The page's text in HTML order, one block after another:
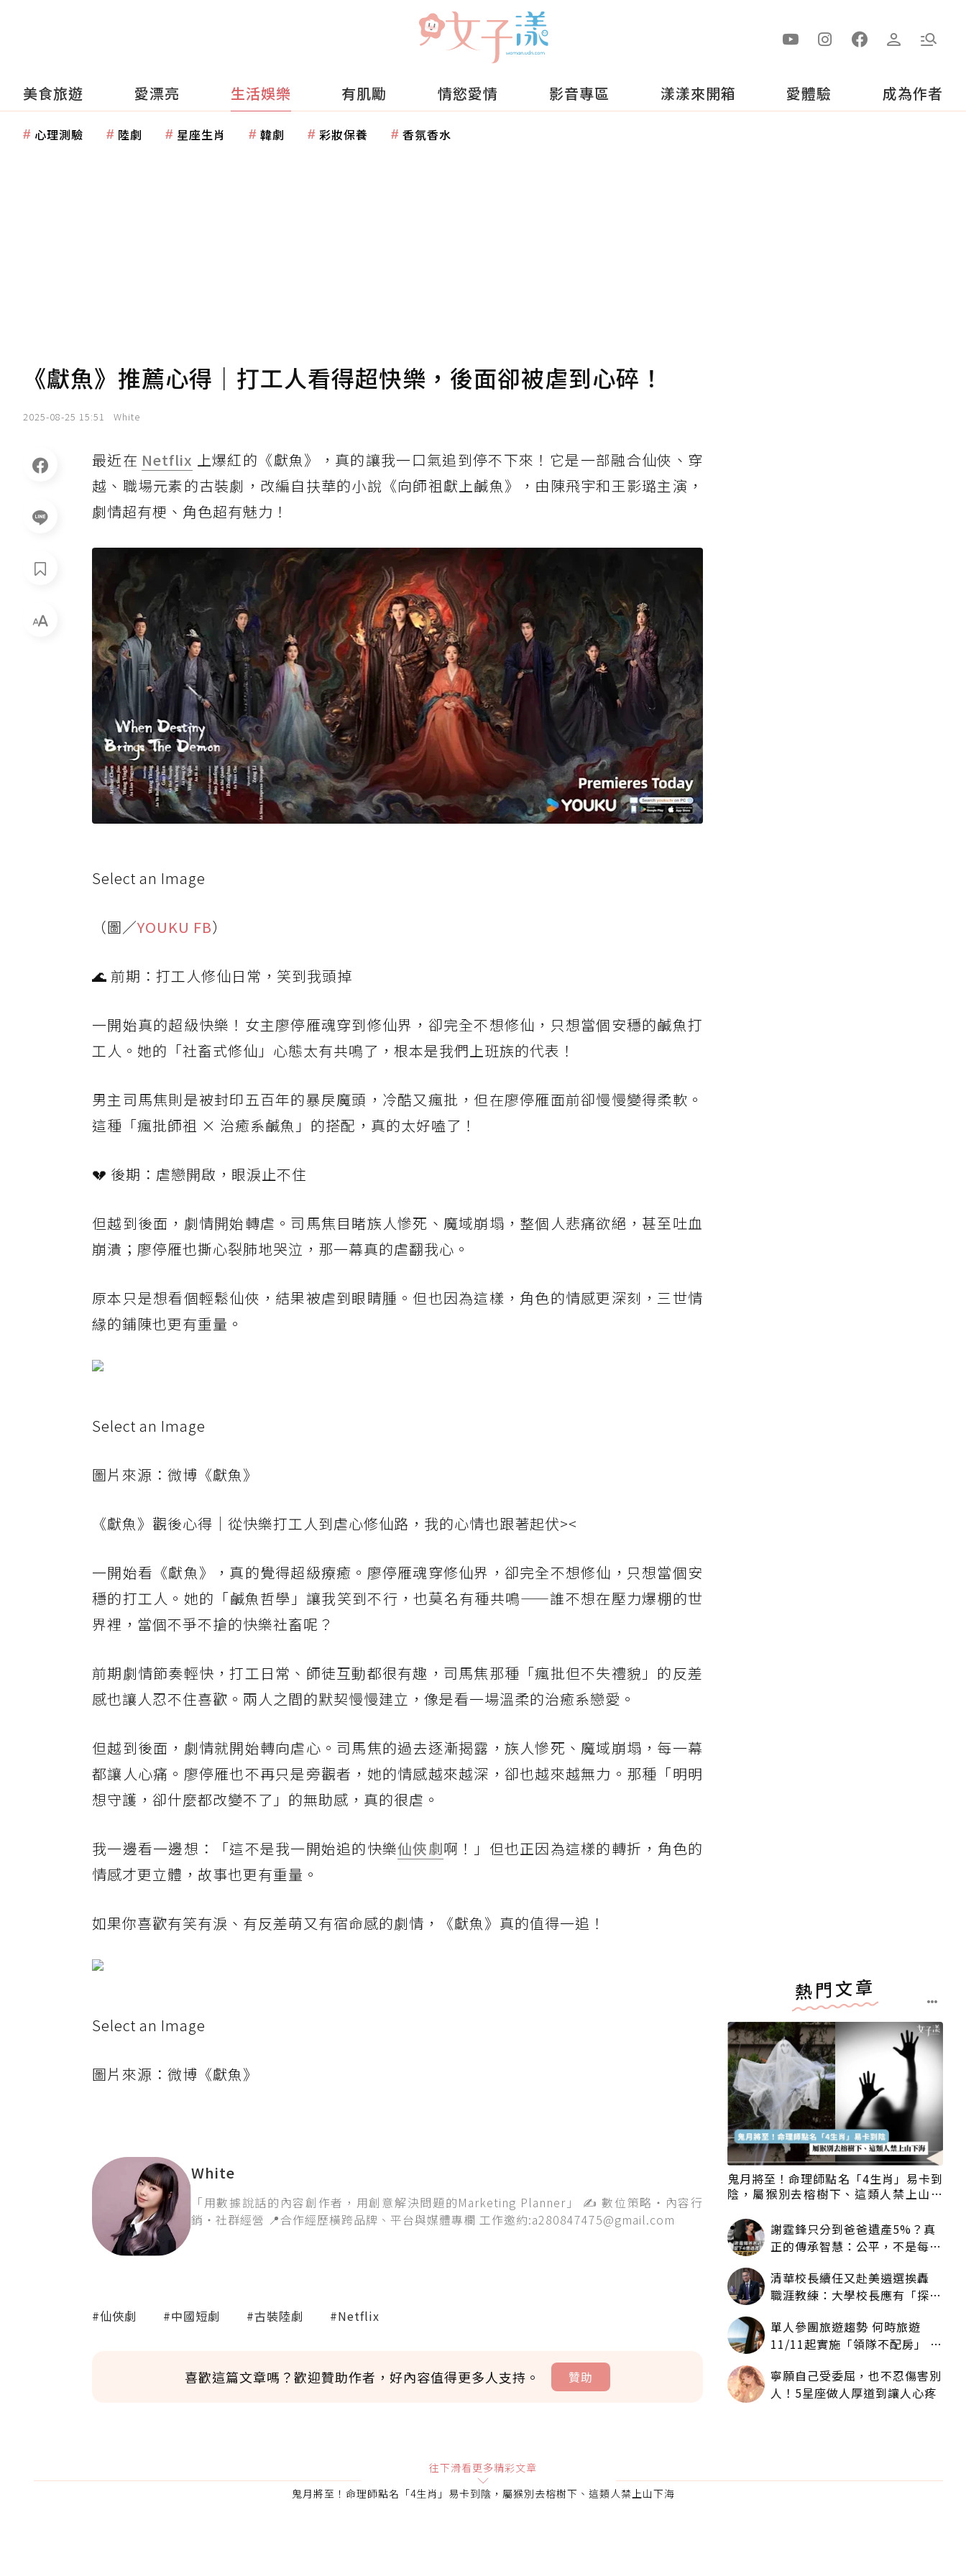
美食旅遊 愛漂亮 生活娛樂 有肌勵 情慾愛情 影音專區 漾漾來開箱 愛體驗 成為作者
心理測驗 陸劇 星座生肖 韓劇 彩妝保養 香氛香水
《獻魚》推薦心得｜打工人看得超快樂，後面卻被虐到心碎！
2025-08-25 15:51 White
最近在 Netflix 上爆紅的《獻魚》，真的讓我一口氣追到停不下來！它是一部融合仙俠、穿
越、職場元素的古裝劇，改編自扶華的小說《向師祖獻上鹹魚》，由陳飛宇和王影璐主演，
劇情超有梗、角色超有魅力！
Select an Image
（圖／YOUKU FB）
🌊 前期：打工人修仙日常，笑到我頭掉
一開始真的超級快樂！女主廖停雁魂穿到修仙界，卻完全不想修仙，只想當個安穩的鹹魚打
工人。她的「社畜式修仙」心態太有共鳴了，根本是我們上班族的代表！
男主司馬焦則是被封印五百年的暴戾魔頭，冷酷又瘋批，但在廖停雁面前卻慢慢變得柔軟。
這種「瘋批師祖 × 治癒系鹹魚」的搭配，真的太好嗑了！
💔 後期：虐戀開啟，眼淚止不住
但越到後面，劇情開始轉虐。司馬焦目睹族人慘死、魔域崩塌，整個人悲痛欲絕，甚至吐血
崩潰；廖停雁也撕心裂肺地哭泣，那一幕真的虐翻我心。
原本只是想看個輕鬆仙俠，結果被虐到眼睛腫。但也因為這樣，角色的情感更深刻，三世情
緣的鋪陳也更有重量。
Select an Image
圖片來源：微博《獻魚》
《獻魚》觀後心得｜從快樂打工人到虐心修仙路，我的心情也跟著起伏><
一開始看《獻魚》，真的覺得超級療癒。廖停雁魂穿修仙界，卻完全不想修仙，只想當個安
穩的打工人。她的「鹹魚哲學」讓我笑到不行，也莫名有種共鳴——誰不想在壓力爆棚的世
界裡，當個不爭不搶的快樂社畜呢？
前期劇情節奏輕快，打工日常、師徒互動都很有趣，司馬焦那種「瘋批但不失禮貌」的反差
感也讓人忍不住喜歡。兩人之間的默契慢慢建立，像是看一場溫柔的治癒系戀愛。
但越到後面，劇情就開始轉向虐心。司馬焦的過去逐漸揭露，族人慘死、魔域崩塌，每一幕
都讓人心痛。廖停雁也不再只是旁觀者，她的情感越來越深，卻也越來越無力。那種「明明
想守護，卻什麼都改變不了」的無助感，真的很虐。
我一邊看一邊想：「這不是我一開始追的快樂仙俠劇啊！」但也正因為這樣的轉折，角色的
情感才更立體，故事也更有重量。
如果你喜歡有笑有淚、有反差萌又有宿命感的劇情，《獻魚》真的值得一追！
Select an Image
圖片來源：微博《獻魚》
White
「用數據說話的內容創作者，用創意解決問題的Marketing Planner」 ✍️ 數位策略・內容行
銷・社群經營 📍合作經歷橫跨品牌、平台與媒體專欄 工作邀約:a280847475@gmail.com
#仙俠劇 #中國短劇 #古裝陸劇 #Netflix
喜歡這篇文章嗎？歡迎贊助作者，好內容值得更多人支持。 贊助
熱門文章
鬼月將至！命理師點名「4生肖」易卡到
陰，屬猴別去榕樹下、這類人禁上山下
謝霆鋒只分到爸爸遺產5%？真
正的傳承智慧：公平，不是每個
清華校長續任又赴美遴選挨轟
職涯教練：大學校長應有「探
單人參團旅遊趨勢 何時旅遊
11/11起實施「領隊不配房」 落
寧願自己受委屈，也不忍傷害別
人！5星座做人厚道到讓人心疼
往下滑看更多精彩文章
鬼月將至！命理師點名「4生肖」易卡到陰，屬猴別去榕樹下、這類人禁上山下海